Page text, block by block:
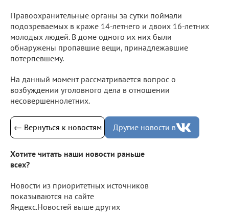
Правоохранительные органы за сутки поймали
подозреваемых в краже 14-летнего и двоих 16-летних
молодых людей. В доме одного их них были
обнаружены пропавшие вещи, принадлежавшие
потерпевшему.
На данный момент рассматривается вопрос о
возбуждении уголовного дела в отношении
несовершеннолетних.
← Вернуться к новостям Другие новости в
Хотите читать наши новости раньше
всех?
Новости из приоритетных источников
показываются на сайте
Яндекс.Новостей выше других